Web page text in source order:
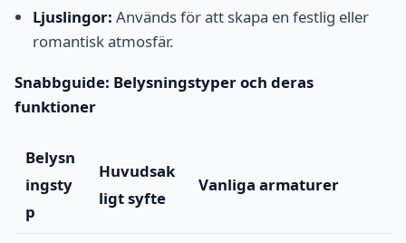
Ljuslingor: Används för att skapa en festlig eller
romantisk atmosfär.
Snabbguide: Belysningstyper och deras
funktioner
Belysn
ingsty
p
Huvudsak
ligt syfte
Vanliga armaturer